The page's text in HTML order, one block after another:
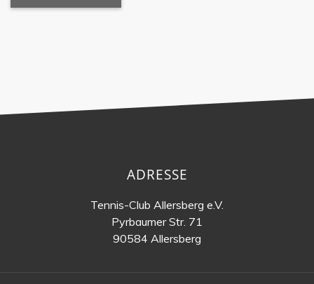
ADRESSE
Tennis-Club Allersberg e.V.
Pyrbaumer Str. 71
90584 Allersberg